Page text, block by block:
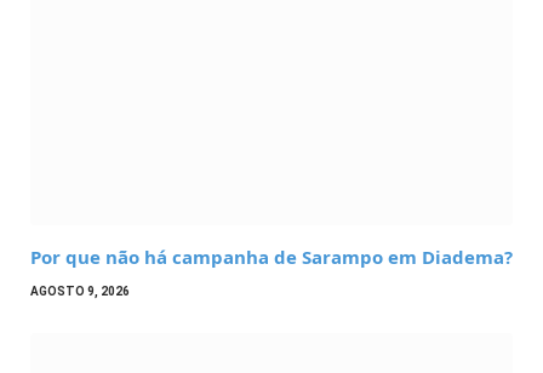
Por que não há campanha de Sarampo em Diadema?
AGOSTO 9, 2026